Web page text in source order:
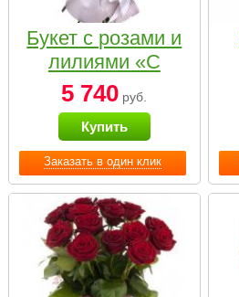
Заказать в один клик
Букет с розами и
лилиями «С
наилучшими
пожеланиями»
5 740 руб.
Купить